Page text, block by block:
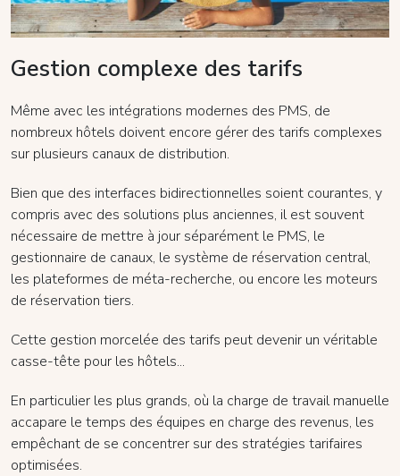
Gestion complexe des tarifs
Même avec les intégrations modernes des PMS, de
nombreux hôtels doivent encore gérer des tarifs complexes
sur plusieurs canaux de distribution.
Bien que des interfaces bidirectionnelles soient courantes, y
compris avec des solutions plus anciennes, il est souvent
nécessaire de mettre à jour séparément le PMS, le
gestionnaire de canaux, le système de réservation central,
les plateformes de méta-recherche, ou encore les moteurs
de réservation tiers.
Cette gestion morcelée des tarifs peut devenir un véritable
casse-tête pour les hôtels...
En particulier les plus grands, où la charge de travail manuelle
accapare le temps des équipes en charge des revenus, les
empêchant de se concentrer sur des stratégies tarifaires
optimisées.